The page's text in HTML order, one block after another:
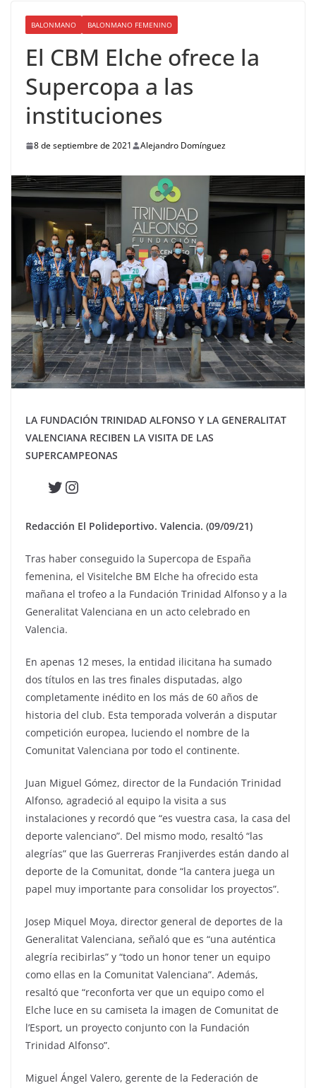
BALONMANO BALONMANO FEMENINO
El CBM Elche ofrece la
Supercopa a las
instituciones
8 de septiembre de 2021 Alejandro Domínguez
LA FUNDACIÓN TRINIDAD ALFONSO Y LA GENERALITAT
VALENCIANA RECIBEN LA VISITA DE LAS
SUPERCAMPEONAS
Twitter
Instagram
Redacción El Polideportivo. Valencia. (09/09/21)
Tras haber conseguido la Supercopa de España
femenina, el Visitelche BM Elche ha ofrecido esta
mañana el trofeo a la Fundación Trinidad Alfonso y a la
Generalitat Valenciana en un acto celebrado en
Valencia.
En apenas 12 meses, la entidad ilicitana ha sumado
dos títulos en las tres finales disputadas, algo
completamente inédito en los más de 60 años de
historia del club. Esta temporada volverán a disputar
competición europea, luciendo el nombre de la
Comunitat Valenciana por todo el continente.
Juan Miguel Gómez, director de la Fundación Trinidad
Alfonso, agradeció al equipo la visita a sus
instalaciones y recordó que “es vuestra casa, la casa del
deporte valenciano”. Del mismo modo, resaltó “las
alegrías” que las Guerreras Franjiverdes están dando al
deporte de la Comunitat, donde “la cantera juega un
papel muy importante para consolidar los proyectos”.
Josep Miquel Moya, director general de deportes de la
Generalitat Valenciana, señaló que es “una auténtica
alegría recibirlas” y “todo un honor tener un equipo
como ellas en la Comunitat Valenciana”. Además,
resaltó que “reconforta ver que un equipo como el
Elche luce en su camiseta la imagen de Comunitat de
l’Esport, un proyecto conjunto con la Fundación
Trinidad Alfonso”.
Miguel Ángel Valero, gerente de la Federación de